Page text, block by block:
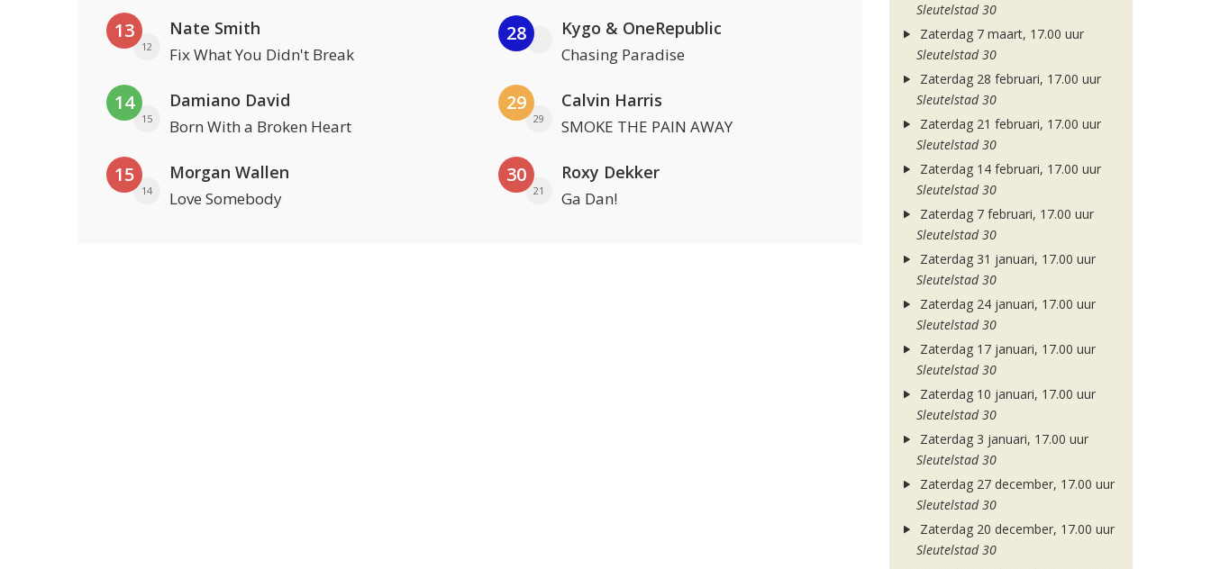
13
12
Nate Smith
Fix What You Didn't Break
14
15
Damiano David
Born With a Broken Heart
15
14
Morgan Wallen
Love Somebody
28 Kygo & OneRepublic
Chasing Paradise
29
29
Calvin Harris
SMOKE THE PAIN AWAY
30
21
Roxy Dekker
Ga Dan!
Sleutelstad 30
Zaterdag 7 maart, 17.00 uur
Sleutelstad 30
Zaterdag 28 februari, 17.00 uur
Sleutelstad 30
Zaterdag 21 februari, 17.00 uur
Sleutelstad 30
Zaterdag 14 februari, 17.00 uur
Sleutelstad 30
Zaterdag 7 februari, 17.00 uur
Sleutelstad 30
Zaterdag 31 januari, 17.00 uur
Sleutelstad 30
Zaterdag 24 januari, 17.00 uur
Sleutelstad 30
Zaterdag 17 januari, 17.00 uur
Sleutelstad 30
Zaterdag 10 januari, 17.00 uur
Sleutelstad 30
Zaterdag 3 januari, 17.00 uur
Sleutelstad 30
Zaterdag 27 december, 17.00 uur
Sleutelstad 30
Zaterdag 20 december, 17.00 uur
Sleutelstad 30